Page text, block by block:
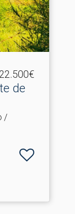
22.500€
de
/